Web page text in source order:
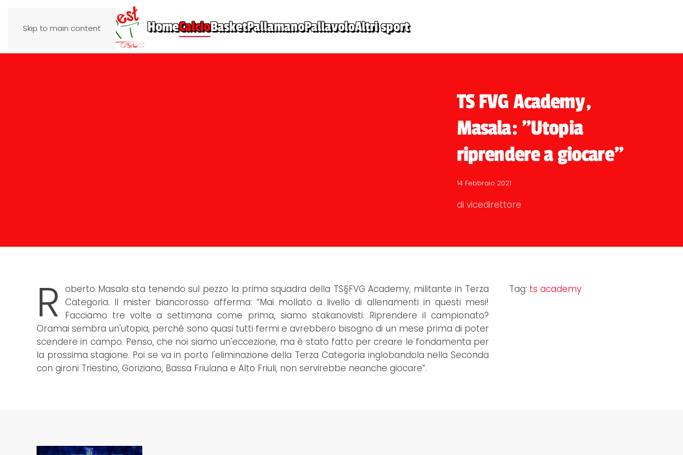
Skip to main content HomeCalcioBasketPallamanoPallavoloAltri sport
TS FVG Academy,
Masala: "Utopia
riprendere a giocare"
14 Febbraio 2021
di vicedirettore
R oberto Masala sta tenendo sul pezzo la prima squadra della TS§FVG Academy, militante in Terza
Categoria. Il mister biancorosso afferma: “Mai mollato a livello di allenamenti in questi mesi!
Facciamo tre volte a settimana come prima, siamo stakanovisti. Riprendere il campionato?
Oramai sembra un'utopia, perché sono quasi tutti fermi e avrebbero bisogno di un mese prima di poter
scendere in campo. Penso, che noi siamo un'eccezione, ma è stato fatto per creare le fondamenta per
la prossima stagione. Poi se va in porto l'eliminazione della Terza Categoria inglobandola nella Seconda
con gironi Triestino, Goriziano, Bassa Friulana e Alto Friuli, non servirebbe neanche giocare”.
Tag: ts academy